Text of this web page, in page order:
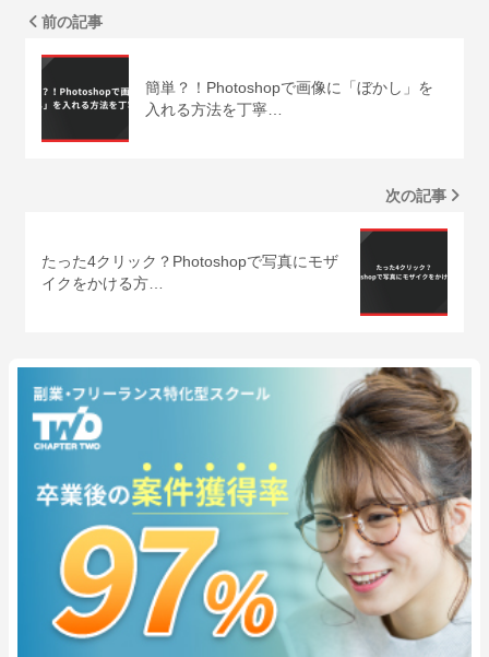
前の記事
簡単？！Photoshopで画像に「ぼかし」を
入れる方法を丁寧…
次の記事
たった4クリック？Photoshopで写真にモザ
イクをかける方…